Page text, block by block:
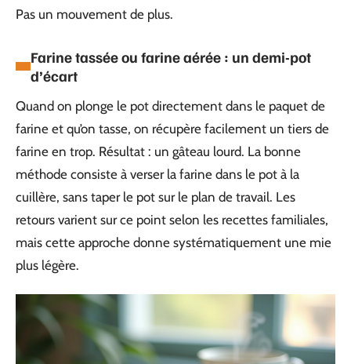
Pas un mouvement de plus.
Farine tassée ou farine aérée : un demi-pot
d’écart
Quand on plonge le pot directement dans le paquet de
farine et qu’on tasse, on récupère facilement un tiers de
farine en trop. Résultat : un gâteau lourd. La bonne
méthode consiste à verser la farine dans le pot à la
cuillère, sans taper le pot sur le plan de travail. Les
retours varient sur ce point selon les recettes familiales,
mais cette approche donne systématiquement une mie
plus légère.